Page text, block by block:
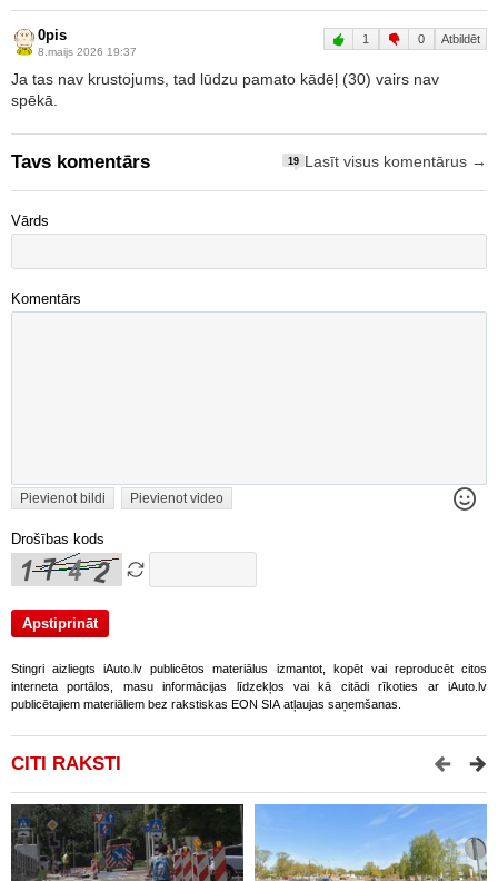
0pis
8.maijs 2026 19:37
1 0 Atbildēt
Ja tas nav krustojums, tad lūdzu pamato kādēļ (30) vairs nav
spēkā.
Tavs komentārs 19 Lasīt visus komentārus →
Vārds
Komentārs
Pievienot bildi Pievienot video
Drošības kods
Stingri aizliegts iAuto.lv publicētos materiālus izmantot, kopēt vai reproducēt citos
interneta portālos, masu informācijas līdzekļos vai kā citādi rīkoties ar iAuto.lv
publicētajiem materiāliem bez rakstiskas EON SIA atļaujas saņemšanas.
CITI RAKSTI